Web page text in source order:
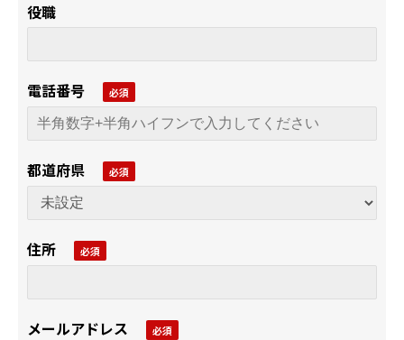
役職
電話番号
都道府県
住所
メールアドレス